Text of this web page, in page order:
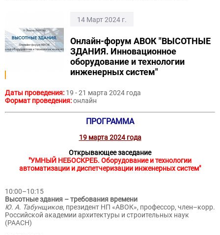
14 Март 2024 г.
Онлайн-форум АВОК "ВЫСОТНЫЕ
ЗДАНИЯ. Инновационное
оборудование и технологии
инженерных систем"
Даты проведения: 19 - 21 марта 2024 года
Формат проведения:онлайн
ПРОГРАММА
19 марта 2024 года
Открывающее заседание
"УМНЫЙ НЕБОСКРЕБ. Оборудование и технологии
автоматизации и диспетчеризации инженерных систем"
10:00–10:15
Высотные здания – требования времени
Ю. А. Табунщиков, президент НП «АВОК», профессор, член–корр.
Российской академии архитектуры и строительных наук
(РААСН)